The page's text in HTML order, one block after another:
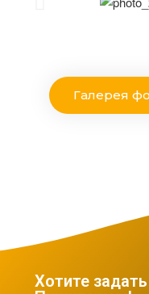
Галерея
Хотите